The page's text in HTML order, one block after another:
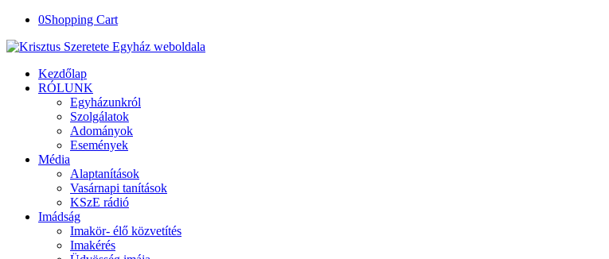
0Shopping Cart
Kezdőlap
RÓLUNK
Egyházunkról
Szolgálatok
Adományok
Események
Média
Alaptanítások
Vasárnapi tanítások
KSzE rádió
Imádság
Imakör- élő közvetítés
Imakérés